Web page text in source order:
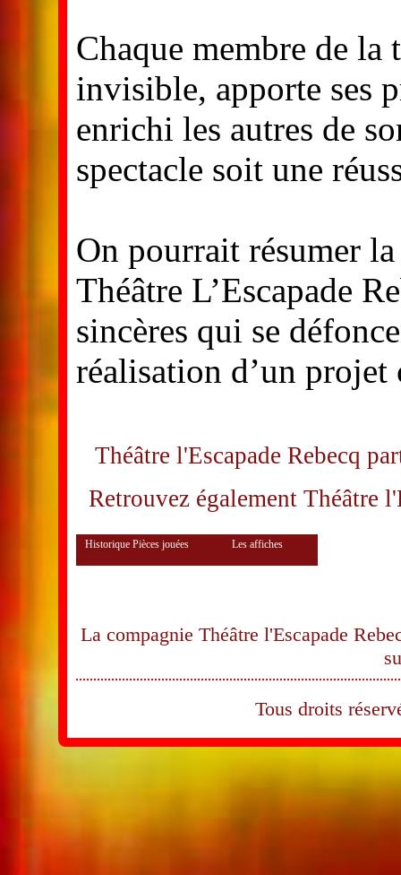
Chaque membre de
invisible, apporte ses
enrichi les autres de
spectacle soit une
On pourrait résumer
Théâtre L’Escapade
sincères qui se
réalisation d’un projet
Théâtre l'Escapade Rebecq
Retrouvez également Théâtre
Historique Pièces jouées Les affiches
La compagnie Théâtre l'Escapade
Tous droits